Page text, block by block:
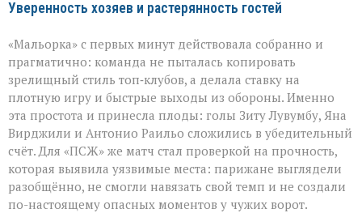
Уверенность хозяев и растерянность гостей
«Мальорка» с первых минут действовала собранно и
прагматично: команда не пыталась копировать
зрелищный стиль топ‑клубов, а делала ставку на
плотную игру и быстрые выходы из обороны. Именно
эта простота и принесла плоды: голы Зиту Лувумбу, Яна
Вирджили и Антонио Раильо сложились в убедительный
счёт. Для «ПСЖ» же матч стал проверкой на прочность,
которая выявила уязвимые места: парижане выглядели
разобщённо, не смогли навязать свой темп и не создали
по-настоящему опасных моментов у чужих ворот.